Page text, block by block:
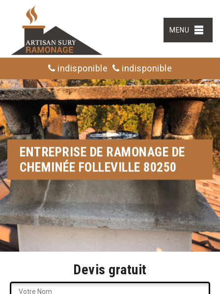
MENU
indisponible indisponible
ENTREPRISE DE RAMONAGE DE
CHEMINÉE FOLLEVILLE 80250
Devis gratuit